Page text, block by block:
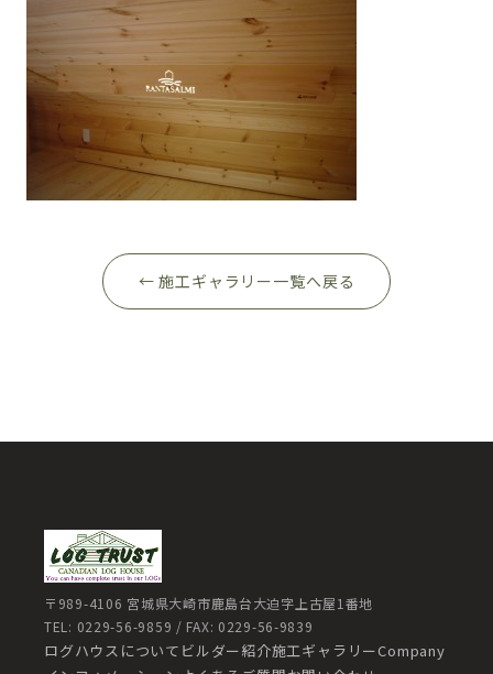
← 施工ギャラリー一覧へ戻る
〒989-4106 宮城県大崎市鹿島台大迫字上古屋1番地
TEL: 0229-56-9859 / FAX: 0229-56-9839
ログハウスについて ビルダー紹介施工ギャラリーCompany